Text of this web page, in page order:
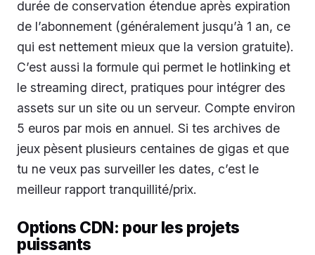
durée de conservation étendue après expiration
de l’abonnement (généralement jusqu’à 1 an, ce
qui est nettement mieux que la version gratuite).
C’est aussi la formule qui permet le hotlinking et
le streaming direct, pratiques pour intégrer des
assets sur un site ou un serveur. Compte environ
5 euros par mois en annuel. Si tes archives de
jeux pèsent plusieurs centaines de gigas et que
tu ne veux pas surveiller les dates, c’est le
meilleur rapport tranquillité/prix.
Options CDN: pour les projets
puissants